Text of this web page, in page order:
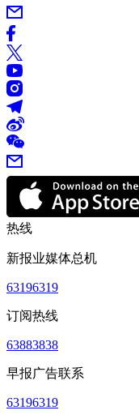
热线
新报业媒体总机
63196319
订阅热线
63883838
早报广告联系
63196319